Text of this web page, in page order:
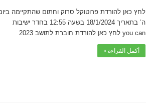
לחץ כאן להורדת פרוטוקל סרוק וחתום שהתקיימה
ה’ בתאריך 18/1/2024 בשעה 12:55 בחדר ישיבות
you can לחץ כאן להורדת חוברת לתושב 2023
أكمل القراءة »